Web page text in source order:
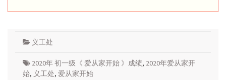
义工处
2020年 初一级《 爱从家开始 》成绩, 2020年爱从家开
始, 义工处, 爱从家开始